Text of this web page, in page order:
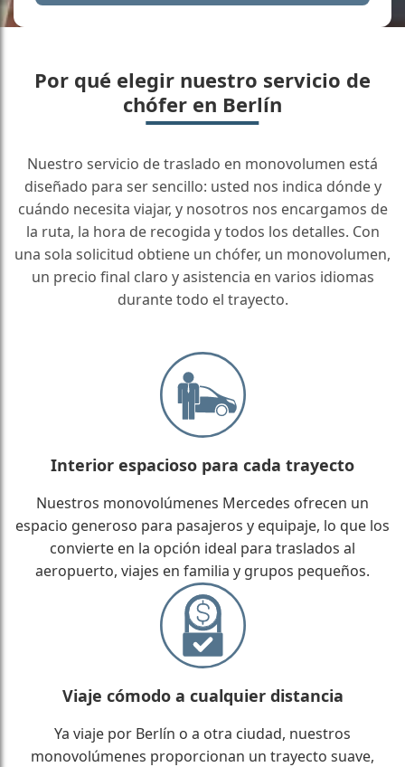
Por qué elegir nuestro servicio de
chófer en Berlín
Nuestro servicio de traslado en monovolumen está
diseñado para ser sencillo: usted nos indica dónde y
cuándo necesita viajar, y nosotros nos encargamos de
la ruta, la hora de recogida y todos los detalles. Con
una sola solicitud obtiene un chófer, un monovolumen,
un precio final claro y asistencia en varios idiomas
durante todo el trayecto.
Interior espacioso para cada trayecto
Nuestros monovolúmenes Mercedes ofrecen un
espacio generoso para pasajeros y equipaje, lo que los
convierte en la opción ideal para traslados al
aeropuerto, viajes en familia y grupos pequeños.
Viaje cómodo a cualquier distancia
Ya viaje por Berlín o a otra ciudad, nuestros
monovolúmenes proporcionan un trayecto suave,